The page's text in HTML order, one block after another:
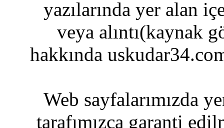
yazılarında yer alan
veya alıntı(kaynak
hakkında
Web sayfalarımızda
tarafımızca garanti